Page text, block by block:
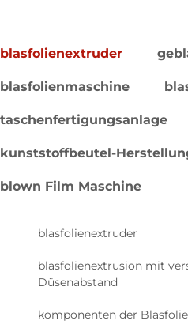
blasfolienextruder
blasfolienmaschine
taschenfertigungsanlage
kunststoffbeutel-
blown Film Maschine
blasfolienextruder
blasfolienextrusion mit
Düsenabstand
komponenten der